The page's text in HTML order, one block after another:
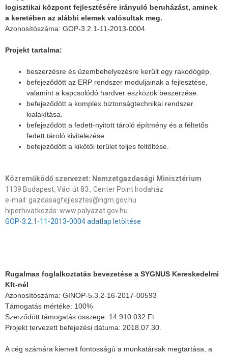
logisztikai központ fejlesztésére irányuló beruházást, aminek
a keretében az alábbi elemek valósultak meg.
Azonosítószáma: GOP-3.2.1-11-2013-0004
Projekt tartalma:
beszerzésre és üzembehelyezésre került egy rakodógép.
befejeződött az ERP rendszer moduljainak a fejlesztése,
valamint a kapcsolódó hardver eszközök beszerzése.
befejeződött a komplex biztonságtechnikai rendszer
kialakítása.
befejeződött a fedett-nyitott tároló építmény és a féltetős
fedett tároló kivitelezése.
befejeződött a kikötői terület teljes feltöltése.
Közreműködő szervezet: Nemzetgazdasági Minisztérium
1139 Budapest, Váci út 83., Center Point Irodaház
e-mail: gazdasagfejlesztes@ngm.gov.hu
hiperhivatkozás: www.palyazat.gov.hu
GOP-3.2.1-11-2013-0004 adatlap letöltése
Rugalmas foglalkoztatás bevezetése a SYGNUS Kereskedelmi
Kft-nél
Azonosítószáma: GINOP-5.3.2-16-2017-00593
Támogatás mértéke: 100%
Szerződött támogatás összege: 14 910 032 Ft
Projekt tervezett befejezési dátuma: 2018.07.30.
A cég számára kiemelt fontosságú a munkatársak megtartása, a